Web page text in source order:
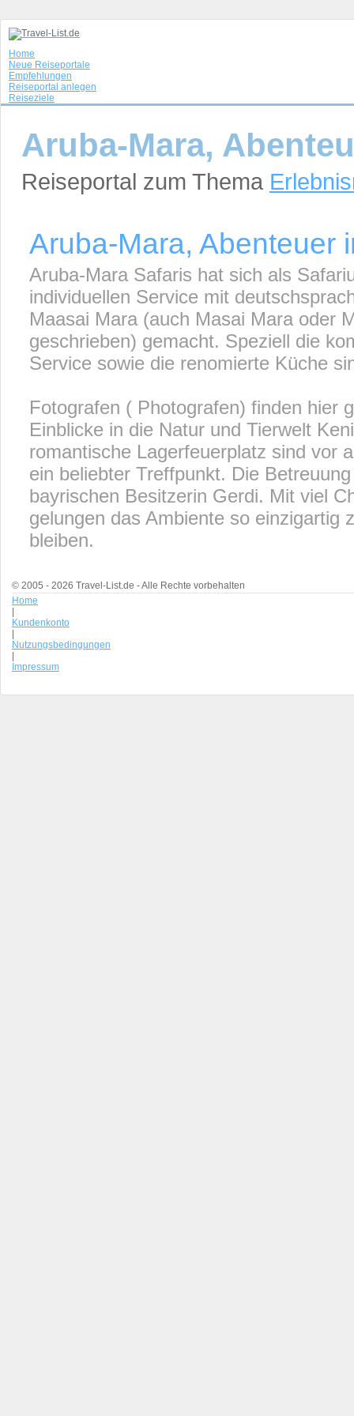
Home
Neue Reiseportale
Empfehlungen
Reiseportal anlegen
Reiseziele
Aruba-Mara,
Reiseportal zum Thema
Aruba-Mara, Abenteuer
Aruba-Mara Safaris hat sich als
individuellen Service mit
Maasai Mara (auch Masai Mara oder
geschrieben) gemacht. Speziell die
Service sowie die renomierte Küche
Fotografen ( Photografen) finden hier
Einblicke in die Natur und Tierwelt
romantische Lagerfeuerplatz sind vor
ein beliebter Treffpunkt. Die
bayrischen Besitzerin Gerdi. Mit viel
gelungen das Ambiente so einzigartig
bleiben.
© 2005 - 2026 Travel-List.de - Alle Rechte vorbehalten
Home
Kundenkonto
Nutzungsbedingungen
Impressum